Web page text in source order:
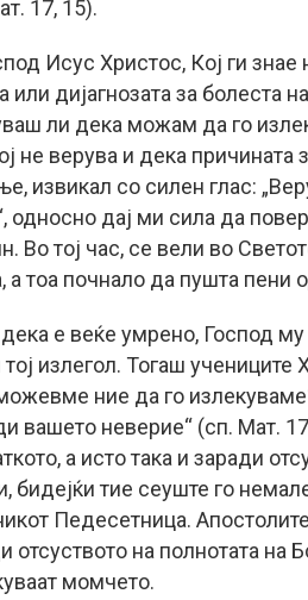
17, 15).
Исус Христос, Кој ги
или дијагнозата за болеста
ли дека можам да го
не верува и дека причината
извикал со силен глас:
односно дај ми сила да
Во тој час, се вели во
а тоа почнало да пушта пени
е веќе умрено, Господ
излегол. Тогаш
ние да го
вашето неверие“ (сп. Мат.
а исто така и заради
бидејќи тие сеуште го
Педесетница.
отсуството на полнотата на
момчето.